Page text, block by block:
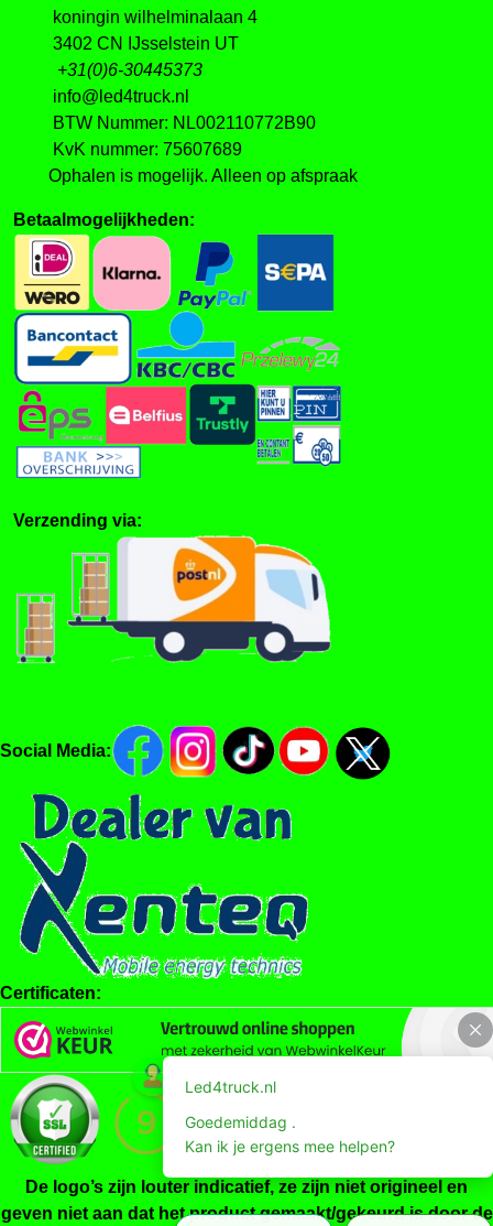
koningin wilhelminalaan 4
3402 CN IJsselstein UT
+31(0)6-30445373
info@led4truck.nl
BTW Nummer: NL002110772B90
KvK nummer: 75607689
Ophalen is mogelijk. Alleen op afspraak
Betaalmogelijkheden:
Verzending via:
Social Media:
Certificaten:
De logo’s zijn louter indicatief, ze zijn niet origineel en
geven niet aan dat het product gemaakt/gekeurd is door de